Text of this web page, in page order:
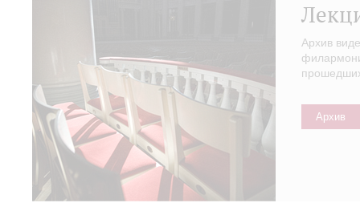
Архив
Архив